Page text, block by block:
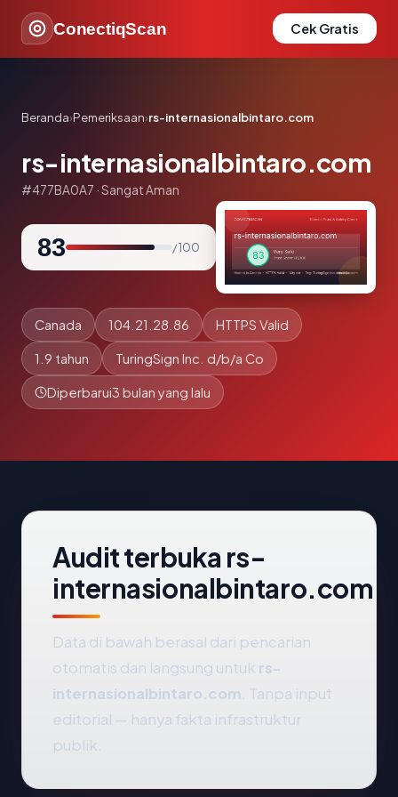
ConectiqScan Cek Gratis
Beranda›Pemeriksaan›rs-internasionalbintaro.com
rs-internasionalbintaro.com
#477BA0A7 · Sangat Aman
83 / 100
Canada 104.21.28.86 HTTPS Valid
1.9 tahun TuringSign Inc. d/b/a Co
Diperbarui3 bulan yang lalu
Audit terbuka rs-
internasionalbintaro.com
Data di bawah berasal dari pencarian
otomatis dan langsung untuk rs-
internasionalbintaro.com . Tanpa input
editorial — hanya fakta infrastruktur
publik.